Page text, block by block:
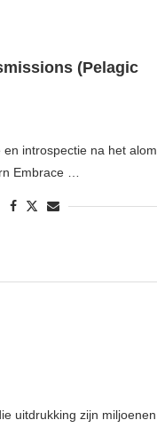
(Pelagic
introspectie na het alom
Embrace …
uitdrukking zijn miljoenen